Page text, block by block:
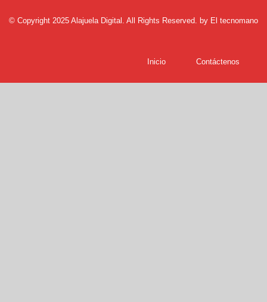
© Copyright 2025 Alajuela Digital. All Rights Reserved. by El tecnomano
Inicio Contáctenos